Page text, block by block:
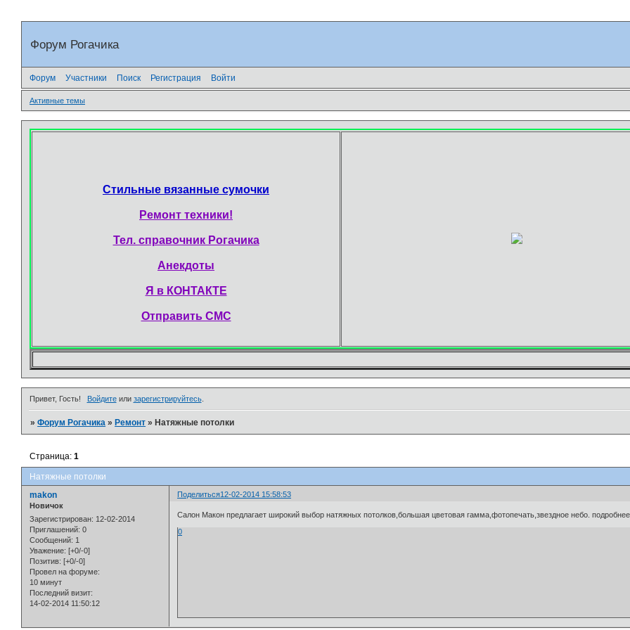
Форум Рогачика
Форум Участники Поиск Регистрация Войти
Активные темы
Стильные вязанные сумочки
Ремонт техники!
Тел. справочник Рогачика
Анекдоты
Я в КОНТАКТЕ
Отправить СМС
Привет, Гость! Войдитеили зарегистрируйтесь.
»Форум Рогачика »Ремонт »Натяжные потолки
Натяжные потолки
Страница:1
Поделиться12-02-2014 15:58:53
makon
Новичок
Зарегистрирован: 12-02-2014
Приглашений: 0
Сообщений: 1
Уважение: [+0/-0]
Позитив: [+0/-0]
Провел на форуме:
10 минут
Последний визит:
14-02-2014 11:50:12
Салон Макон предлагает широкий выбор натяжных потолков,большая цветовая гамма,фотопечать,звездное небо.
0